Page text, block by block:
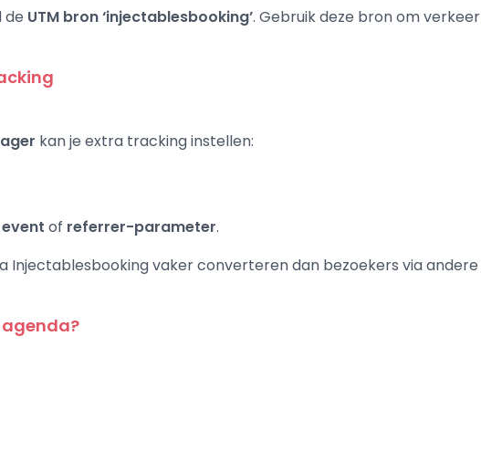
de UTM bron ‘injectablesbooking’. Gebruik deze bron om verkeer
kan je extra tracking instellen:
of referrer-parameter.
Injectablesbooking vaker converteren dan bezoekers via andere